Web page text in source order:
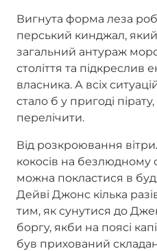
Вигнута форма леза
перський кинджал,
загальний антураж
століття та підкреслив
власника. А всіх
стало б у пригоді
перелічити.
Від розкроювання
кокосів на безлюдному
можна покластися в
Дейві Джонс кілька
тим, як сунутися до
боргу, якби на поясі
був прихований